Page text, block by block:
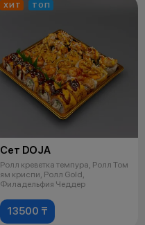
ХИТ ТОП
Сет DOJA
Ролл креветка темпура, Ролл Том
ям криспи, Ролл Gold,
Филадельфия Чеддер
13500 ₸